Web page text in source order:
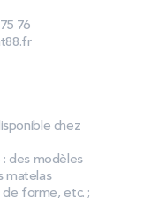
76
chez
des modèles
matelas
forme, etc. ;